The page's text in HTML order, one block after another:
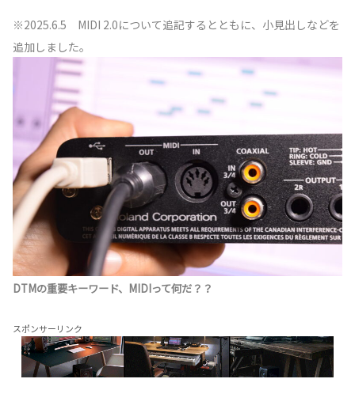
※2025.6.5 MIDI 2.0について追記するとともに、小見出しなどを
追加しました。
DTMの重要キーワード、MIDIって何だ？？
スポンサーリンク